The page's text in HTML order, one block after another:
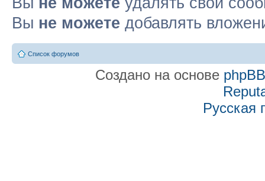
Вы не можете добавлять
Список форумов
Создано на основе phpBB
Русская